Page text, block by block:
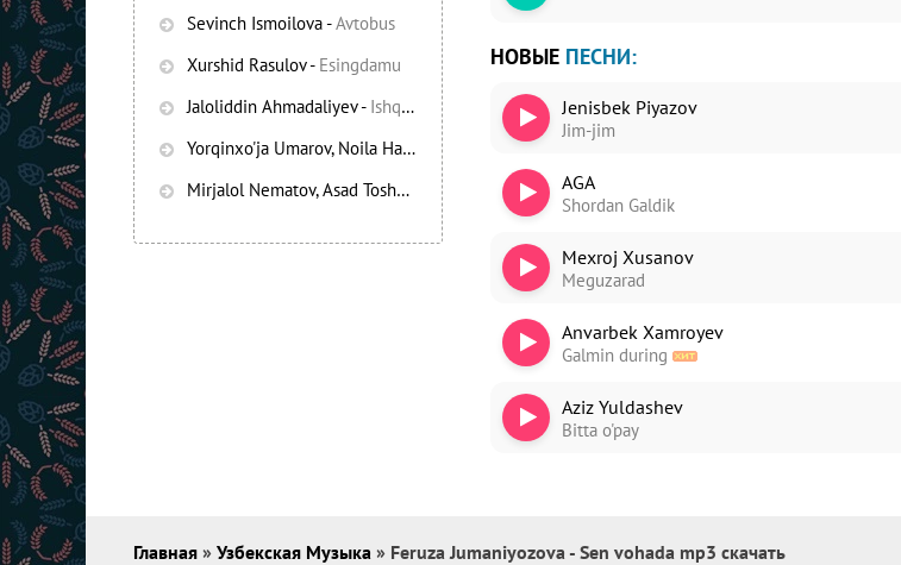
Sevinch Ismoilova-Avtobus
Xurshid Rasulov- Esingdamu
Jaloliddin Ahmadaliyev- Ishqning chayqov bozorida
Yorqinxo'ja Umarov, Noila Habibullayeva
Bezori
Mirjalol Nematov, Asad Toshpo’latov
Oshiq edim
НОВЫЕ ПЕСНИ:
Jenisbek Piyazov
Jim-jim
AGA
Shordan Galdik
Mexroj Xusanov
Meguzarad
Anvarbek Xamroyev
Galmin during
Aziz Yuldashev
Bitta o'pay
Главная » Узбекская Музыка » Feruza Jumaniyozova - Sen vohada mp3 скачать